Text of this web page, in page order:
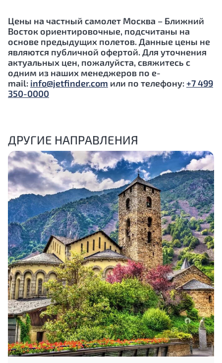
Цены на частный самолет Москва – Ближний
Восток ориентировочные, подсчитаны на
основе предыдущих полетов. Данные цены не
являются публичной офертой. Для уточнения
актуальных цен, пожалуйста, свяжитесь с
одним из наших менеджеров по e-
mail: info@jetfinder.com или по телефону:+7 499
350-0000
ДРУГИЕ НАПРАВЛЕНИЯ